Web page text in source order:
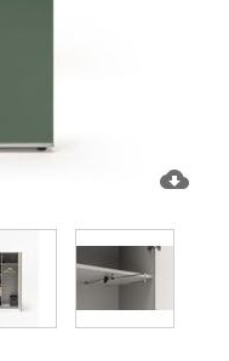
cloud_download